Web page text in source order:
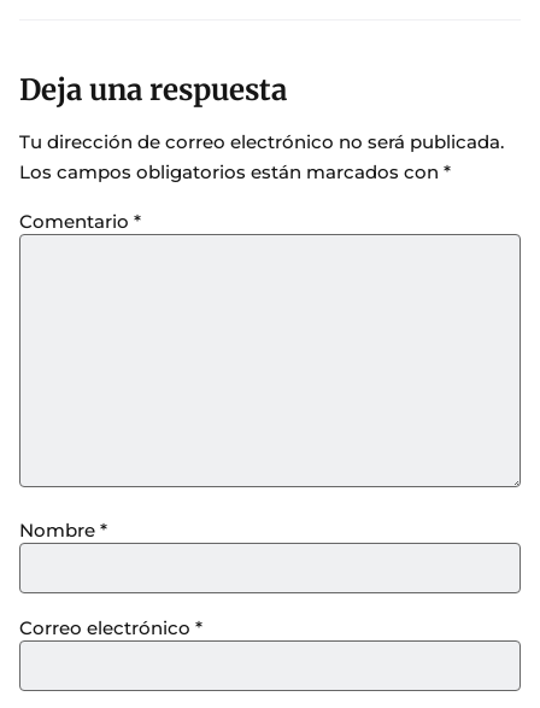
Deja una respuesta
Tu dirección de correo electrónico no será publicada.
Los campos obligatorios están marcados con *
Comentario *
Nombre *
Correo electrónico *